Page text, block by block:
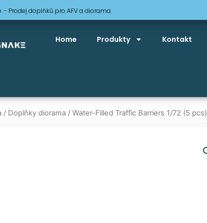
- Prodej doplňků pro AFV a diorama
Home Produkty Kontakt
/ Doplňky diorama / Water-Filled Traffic Barriers 1/72 (5 pcs)